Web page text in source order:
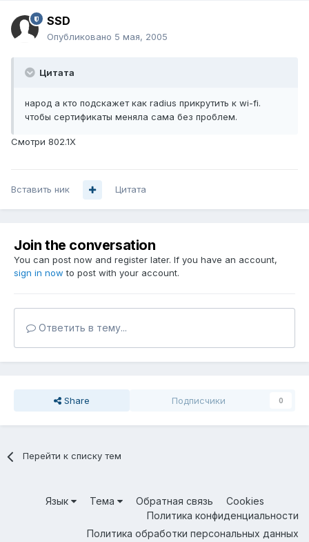
SSD
Опубликовано 5 мая, 2005
Цитата
народ а кто подскажет как radius прикрутить к wi-fi.
чтобы сертификаты меняла сама без проблем.
Смотри 802.1Х
Вставить ник Цитата
Join the conversation
You can post now and register later. If you have an account,
sign in now to post with your account.
Ответить в тему...
Share Подписчики 0
Перейти к списку тем
Язык Тема Обратная связь
Cookies
Политика конфиденциальности
Политика обработки персональных данных